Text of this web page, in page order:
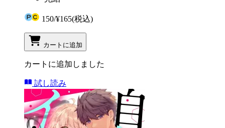
150/¥165(税込)
カートに追加
カートに追加しました
試し読み